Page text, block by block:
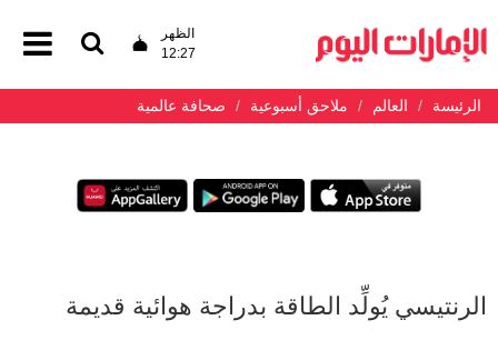
الظهر
12:27
الرئيسة العالم ملاحق أسبوعية صحافة عالمية
الرنتيسي يُولِّد الطاقة بدراجة هوائية قديمة